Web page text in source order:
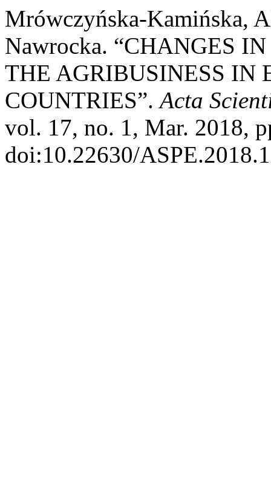
Mrówczyńska-Kamińska,
Nawrocka. “CHANGES
THE AGRIBUSINESS IN
COUNTRIES”.Acta
vol. 17, no. 1, Mar. 2018,
doi:10.22630/